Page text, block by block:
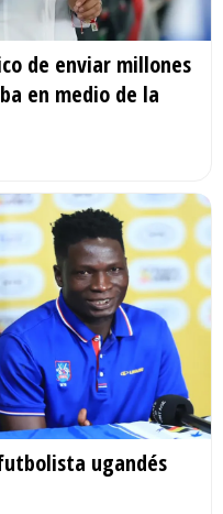
de enviar millones
en medio de la
ugandés